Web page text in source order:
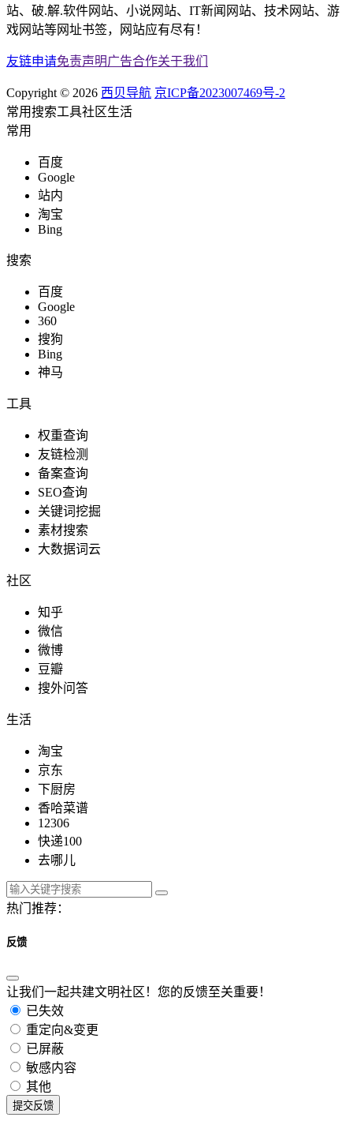
站、破.解.软件网站、小说网站、IT新闻网站、技术网站、游
戏网站等网址书签，网站应有尽有！
友链申请免责声明广告合作关于我们
Copyright © 2026 西贝导航 京ICP备2023007469号-2
常用搜索工具社区生活
常用
百度
Google
站内
淘宝
Bing
搜索
百度
Google
360
搜狗
Bing
神马
工具
权重查询
友链检测
备案查询
SEO查询
关键词挖掘
素材搜索
大数据词云
社区
知乎
微信
微博
豆瓣
搜外问答
生活
淘宝
京东
下厨房
香哈菜谱
12306
快递100
去哪儿
热门推荐：
反馈
让我们一起共建文明社区！您的反馈至关重要！
已失效
重定向&变更
已屏蔽
敏感内容
其他
提交反馈